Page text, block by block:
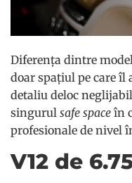
Diferența dintre
doar spațiul pe care îl
detaliu deloc
singurul safe space în
profesionale de nivel
V12 de